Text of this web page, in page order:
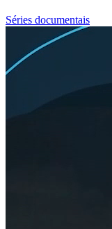
Séries documentais